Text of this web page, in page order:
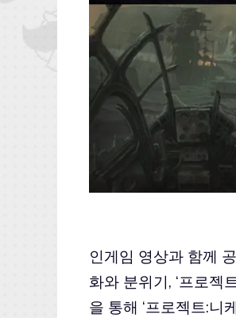
인게임 영상과 함께
화와 분위기, ‘프로젝
을 통해 ‘프로젝트:니